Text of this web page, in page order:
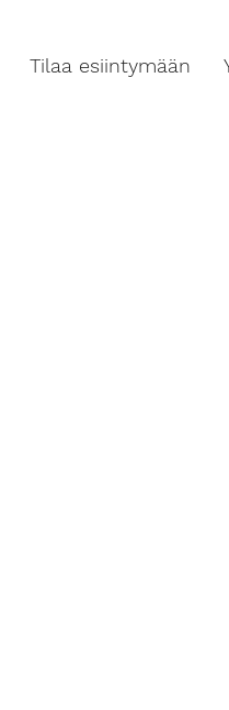
Tilaa esiintymään